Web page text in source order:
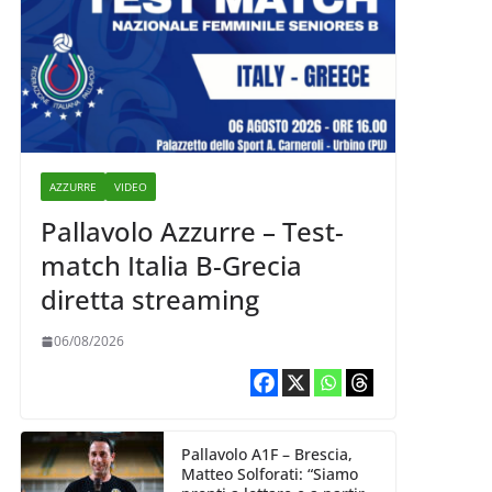
AZZURRE VIDEO
Pallavolo Azzurre – Test-
match Italia B-Grecia
diretta streaming
06/08/2026
Pallavolo A1F – Brescia,
Matteo Solforati: “Siamo